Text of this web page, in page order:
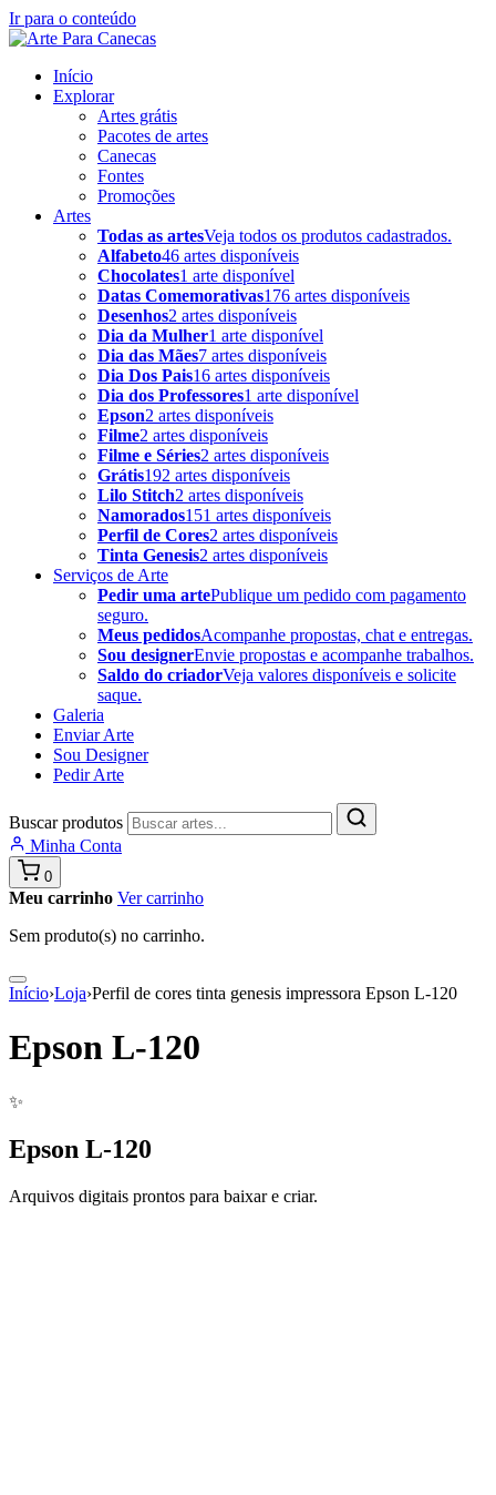
Ir para o conteúdo
Início
Explorar
Artes grátis
Pacotes de artes
Canecas
Fontes
Promoções
Artes
Todas as artesVeja todos os produtos cadastrados.
Alfabeto46 artes disponíveis
Chocolates1 arte disponível
Datas Comemorativas176 artes disponíveis
Desenhos2 artes disponíveis
Dia da Mulher1 arte disponível
Dia das Mães7 artes disponíveis
Dia Dos Pais16 artes disponíveis
Dia dos Professores1 arte disponível
Epson2 artes disponíveis
Filme2 artes disponíveis
Filme e Séries2 artes disponíveis
Grátis192 artes disponíveis
Lilo Stitch2 artes disponíveis
Namorados151 artes disponíveis
Perfil de Cores2 artes disponíveis
Tinta Genesis2 artes disponíveis
Serviços de Arte
Pedir uma artePublique um pedido com pagamento
seguro.
Meus pedidosAcompanhe propostas, chat e entregas.
Sou designerEnvie propostas e acompanhe trabalhos.
Saldo do criadorVeja valores disponíveis e solicite
saque.
Galeria
Enviar Arte
Sou Designer
Pedir Arte
Buscar produtos
Minha Conta
0
Meu carrinho Ver carrinho
Sem produto(s) no carrinho.
Início›Loja›Perfil de cores tinta genesis impressora Epson L-120
Epson L-120
✨
Epson L-120
Arquivos digitais prontos para baixar e criar.